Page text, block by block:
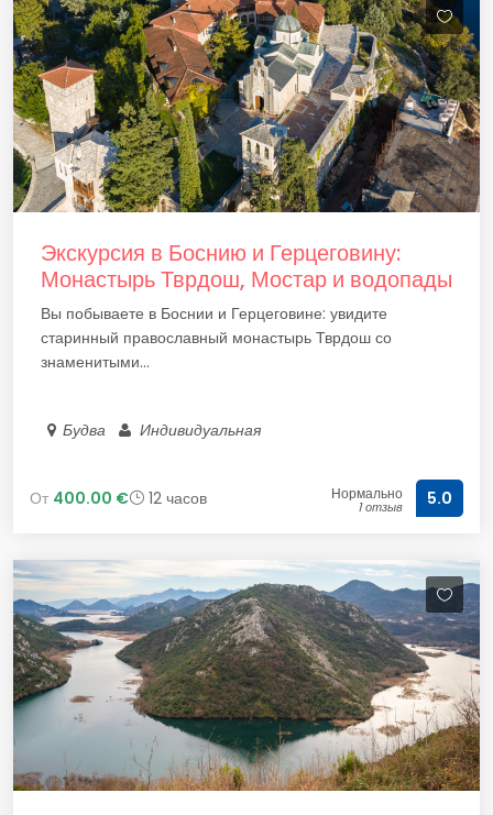
Экскурсия в Боснию и Герцеговину:
Монастырь Тврдош, Мостар и водопады
Вы побываете в Боснии и Герцеговине: увидите
старинный православный монастырь Тврдош со
знаменитыми...
Будва Индивидуальная
От 400.00 € 12 часов Нормально
1 отзыв 5.0